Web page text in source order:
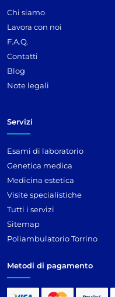
Chi siamo
Lavora con noi
F.A.Q.
Contatti
Blog
Note legali
Servizi
Esami di laboratorio
Genetica medica
Medicina estetica
Visite specialistiche
Tutti i servizi
Sitemap
Poliambulatorio Torrino
Metodi di pagamento